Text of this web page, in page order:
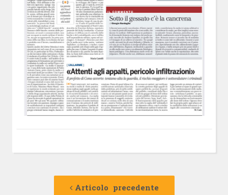
Navigazione
Articolo precedente
Articolo